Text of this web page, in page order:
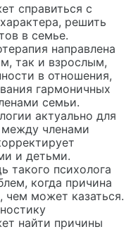
справиться с
решить
в семье.
направлена
так и взрослым,
в отношения,
гармоничных
семьи.
актуально для
членами
и детьми.
такого психолога
когда причина
чем может казаться.
найти причины